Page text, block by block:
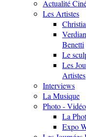
Actualité
Les Artistes
Benetti
Le
Les
Artistes
Interviews
La Musique
Photo - Vidéo
La
Expo